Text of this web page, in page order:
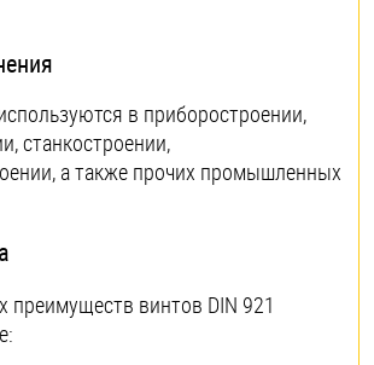
в приборостроении,
станкостроении,
а также прочих промышленных
преимуществ винтов DIN 921